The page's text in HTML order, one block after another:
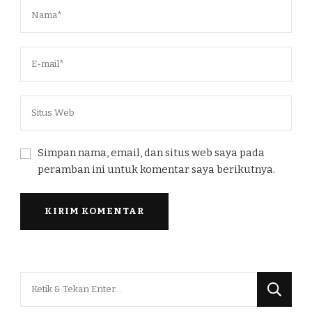
Simpan nama, email, dan situs web saya pada
peramban ini untuk komentar saya berikutnya.